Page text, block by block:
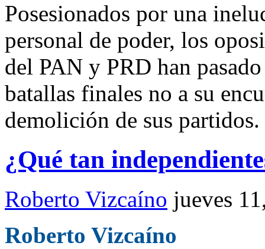
Posesionados por una
personal de poder, los
del PAN y PRD han
batallas finales no a su
demolición de sus partidos.
¿Qué tan
Roberto Vizcaíno jueves
Roberto Vizcaíno